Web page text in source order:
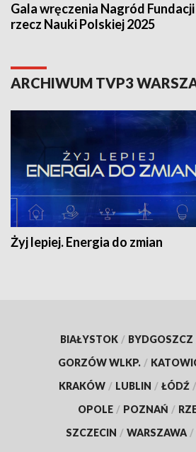
Gala wręczenia Nagród Fundacji
rzecz Nauki Polskiej 2025
ARCHIWUM TVP3
Żyj lepiej. Energia do zmian
BIAŁYSTOK / BYDGOSZCZ
GORZÓW WLKP. /
KRAKÓW / LUBLIN / ŁÓDŹ /
OPOLE / POZNAŃ /
SZCZECIN / WARSZAWA /